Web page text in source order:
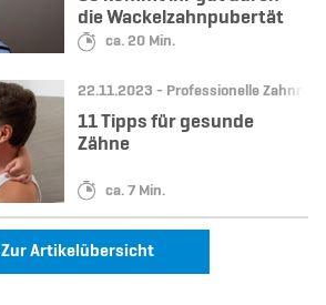
Lesedauer:
ca. 20 Min.
die Wackelzahnpubertät
Datum:
22.11.2023 - Kategorie:
Professionelle
Lesedauer:
ca. 7 Min.
11 Tipps für gesunde
Zähne
Zur Artikelübersicht